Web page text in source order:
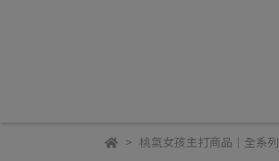
桃氣女孩主打商品｜全系列